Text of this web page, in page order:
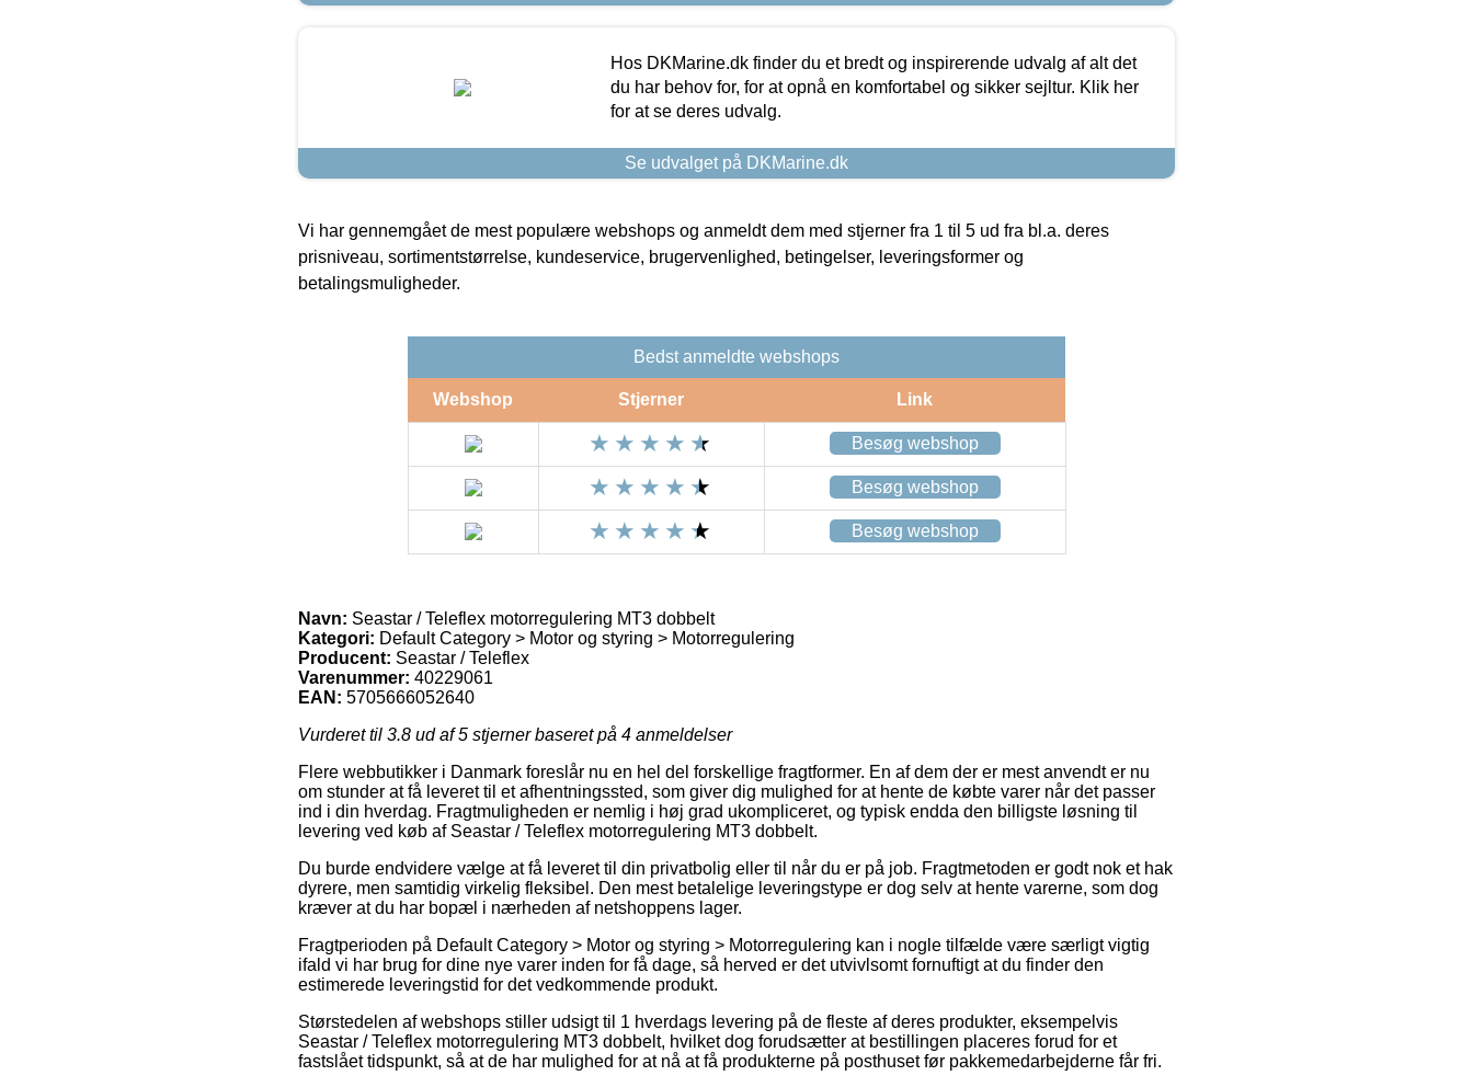
Hos DKMarine.dk finder du et bredt og inspirerende udvalg af alt det
du har behov for, for at opnå en komfortabel og sikker sejltur. Klik her
for at se deres udvalg.
Se udvalget på DKMarine.dk
Vi har gennemgået de mest populære webshops og anmeldt dem med stjerner fra 1 til 5 ud fra bl.a. deres
prisniveau, sortimentstørrelse, kundeservice, brugervenlighed, betingelser, leveringsformer og
betalingsmuligheder.
Bedst anmeldte webshops
Webshop Stjerner Link
Besøg webshop
Besøg webshop
Besøg webshop
Navn: Seastar / Teleflex motorregulering MT3 dobbelt
Kategori: Default Category > Motor og styring > Motorregulering
Producent: Seastar / Teleflex
Varenummer: 40229061
EAN: 5705666052640
Vurderet til 3.8 ud af 5 stjerner baseret på 4 anmeldelser
Flere webbutikker i Danmark foreslår nu en hel del forskellige fragtformer. En af dem der er mest anvendt er nu
om stunder at få leveret til et afhentningssted, som giver dig mulighed for at hente de købte varer når det passer
ind i din hverdag. Fragtmuligheden er nemlig i høj grad ukompliceret, og typisk endda den billigste løsning til
levering ved køb af Seastar / Teleflex motorregulering MT3 dobbelt.
Du burde endvidere vælge at få leveret til din privatbolig eller til når du er på job. Fragtmetoden er godt nok et hak
dyrere, men samtidig virkelig fleksibel. Den mest betalelige leveringstype er dog selv at hente varerne, som dog
kræver at du har bopæl i nærheden af netshoppens lager.
Fragtperioden på Default Category > Motor og styring > Motorregulering kan i nogle tilfælde være særligt vigtig
ifald vi har brug for dine nye varer inden for få dage, så herved er det utvivlsomt fornuftigt at du finder den
estimerede leveringstid for det vedkommende produkt.
Størstedelen af webshops stiller udsigt til 1 hverdags levering på de fleste af deres produkter, eksempelvis
Seastar / Teleflex motorregulering MT3 dobbelt, hvilket dog forudsætter at bestillingen placeres forud for et
fastslået tidspunkt, så at de har mulighed for at nå at få produkterne på posthuset før pakkemedarbejderne får fri.